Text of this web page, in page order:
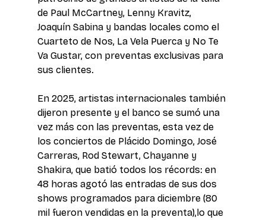
de Paul McCartney, Lenny Kravitz,
Joaquín Sabina y bandas locales como el
Cuarteto de Nos, La Vela Puerca y No Te
Va Gustar, con preventas exclusivas para
sus clientes.
En 2025, artistas internacionales también
dijeron presente y el banco se sumó una
vez más con las preventas, esta vez de
los conciertos de Plácido Domingo, José
Carreras, Rod Stewart, Chayanne y
Shakira, que batió todos los récords: en
48 horas agotó las entradas de sus dos
shows programados para diciembre (80
mil fueron vendidas en la preventa),lo que